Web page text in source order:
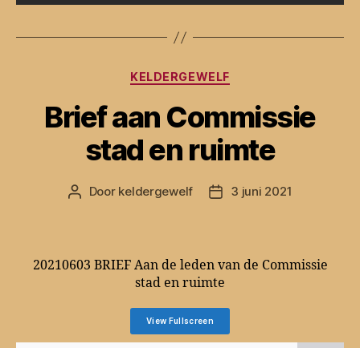
Categorieën
KELDERGEWELF
Brief aan Commissie
stad en ruimte
Berichtauteur
Door keldergewelf Berichtdatum
3 juni 2021
20210603 BRIEF Aan de leden van de Commissie
stad en ruimte
View Fullscreen